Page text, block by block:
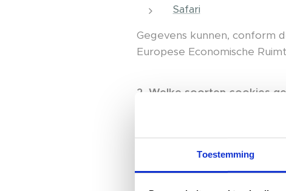
Toestemming
Safari
Gegevens kunnen, conform
Europese Economische
2. Welke soorten cookies
basisfuncties als